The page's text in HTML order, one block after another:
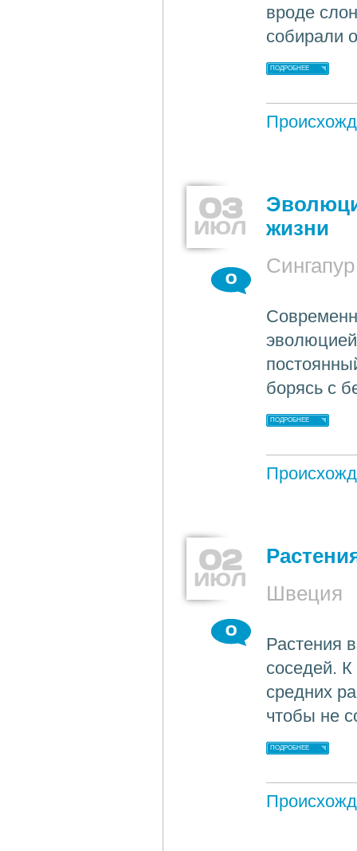
вроде
собирали
ПОДРОБНЕЕ
03
ИЮЛ
жизни
Сингапур
0
борясь с
ПОДРОБНЕЕ
02
ИЮЛ
Швеция
0
Растения
соседей.
средних
чтобы не
ПОДРОБНЕЕ